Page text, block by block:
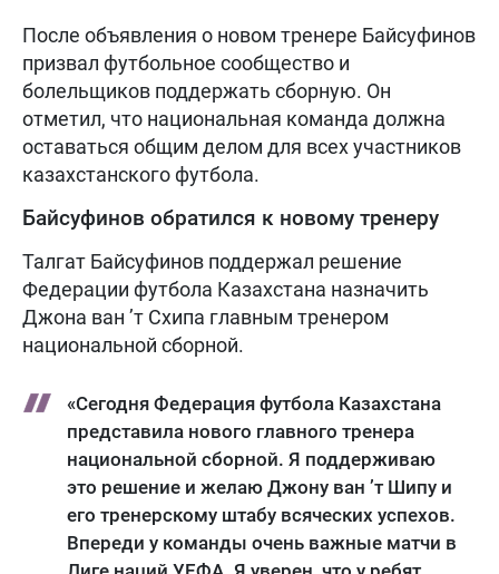
После объявления о новом тренере Байсуфинов
призвал футбольное сообщество и
болельщиков поддержать сборную. Он
отметил, что национальная команда должна
оставаться общим делом для всех участников
казахстанского футбола.
Байсуфинов обратился к новому тренеру
Талгат Байсуфинов поддержал решение
Федерации футбола Казахстана назначить
Джона ван ’т Схипа главным тренером
национальной сборной.
«Сегодня Федерация футбола Казахстана
представила нового главного тренера
национальной сборной. Я поддерживаю
это решение и желаю Джону ван ’т Шипу и
его тренерскому штабу всяческих успехов.
Впереди у команды очень важные матчи в